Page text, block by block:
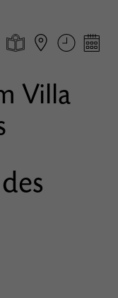
Villa